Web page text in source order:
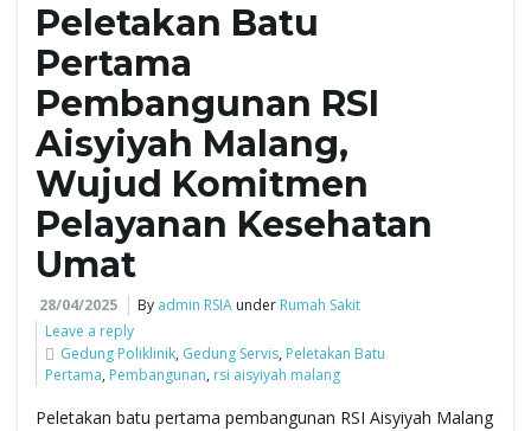
Peletakan Batu
Pertama
Pembangunan RSI
Aisyiyah Malang,
Wujud Komitmen
Pelayanan Kesehatan
Umat
28/04/2025 By admin RSIA under Rumah Sakit
Leave a reply
Gedung Poliklinik, Gedung Servis, Peletakan Batu
Pertama, Pembangunan, rsi aisyiyah malang
Peletakan batu pertama pembangunan RSI Aisyiyah Malang